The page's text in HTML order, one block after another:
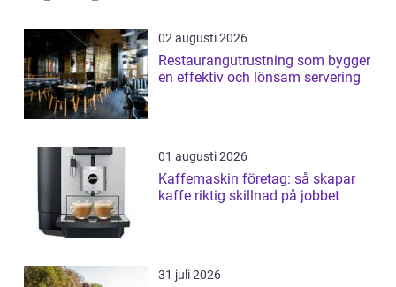
02 augusti 2026
Restaurangutrustning som bygger
en effektiv och lönsam servering
01 augusti 2026
Kaffemaskin företag: så skapar
kaffe riktig skillnad på jobbet
31 juli 2026